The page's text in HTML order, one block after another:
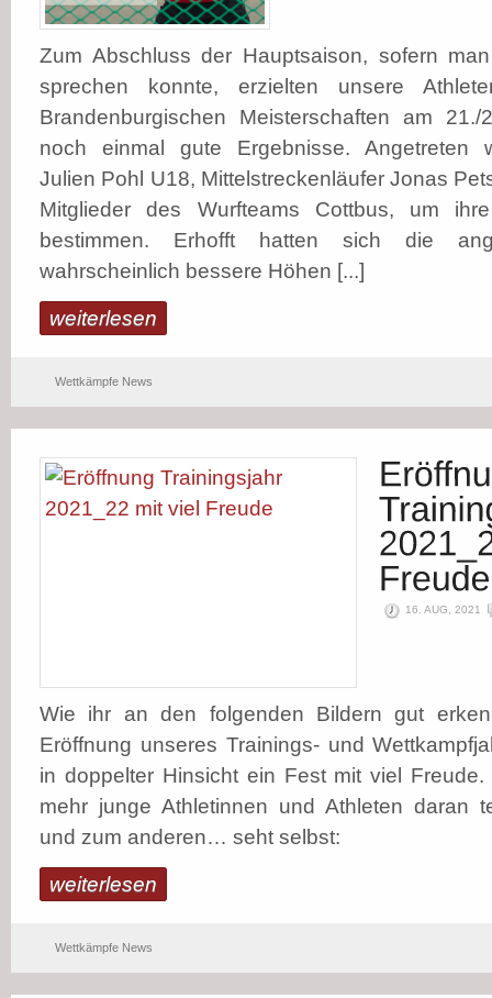
Zum Abschluss der Hauptsaison, sofern
sprechen konnte, erzielten unsere
Brandenburgischen Meisterschaften am
noch einmal gute Ergebnisse. Angetreten
Julien Pohl U18, Mittelstreckenläufer Jonas
Mitglieder des Wurfteams Cottbus, um
bestimmen. Erhofft hatten sich die
wahrscheinlich bessere Höhen [...]
weiterlesen
Wettkämpfe News
16. AUG, 2021
Wie ihr an den folgenden Bildern gut
Eröffnung unseres Trainings- und
in doppelter Hinsicht ein Fest mit viel
mehr junge Athletinnen und Athleten daran
und zum anderen… seht selbst:
weiterlesen
Wettkämpfe News